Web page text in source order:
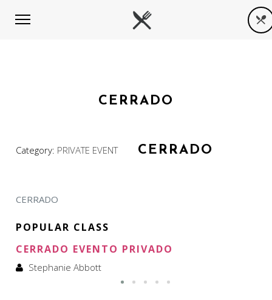
CERRADO
Category: PRIVATE EVENT CERRADO
CERRADO
POPULAR CLASS
CERRADO EVENTO PRIVADO
Stephanie Abbott